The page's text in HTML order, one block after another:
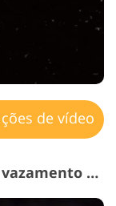
de vídeo
Vídeo grátis de sobreposição de vazamento de luz # 21 "Smoke"